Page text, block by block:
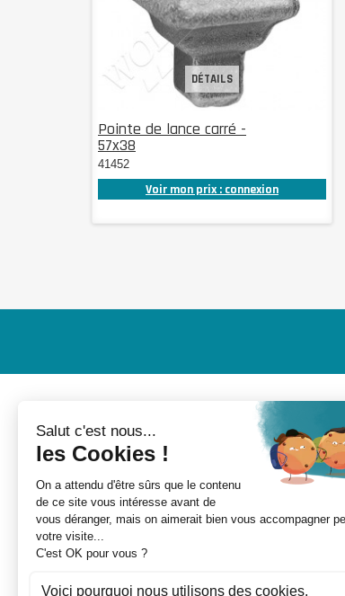
Pointe de lance carré -
57x38
41452
Voir mon prix : connexion
DÉTAILS
Mes devis
Mes avoirs
Mes adresses
Mes informations
Mes bons de réduction
Nouveaux
Conditions de
Conditions
CGV
A propos de